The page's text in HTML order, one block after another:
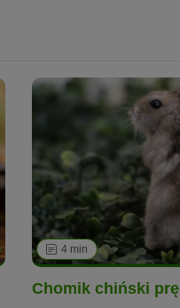
4 min
Chomik chiński